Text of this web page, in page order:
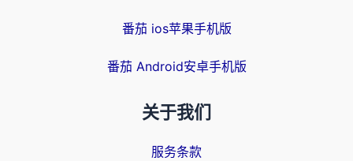
番茄 ios苹果手机版
番茄 Android安卓手机版
关于我们
服务条款